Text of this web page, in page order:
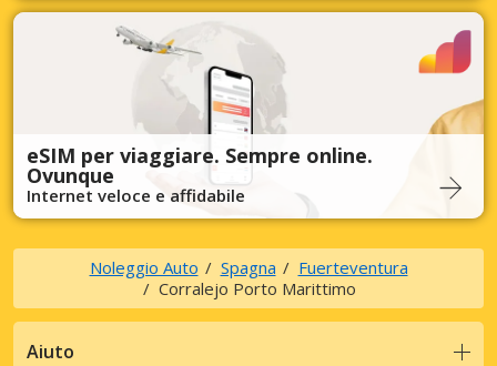
eSIM per viaggiare. Sempre online.
Ovunque
Internet veloce e affidabile
Noleggio Auto Spagna
Fuerteventura
Corralejo Porto Marittimo
Aiuto